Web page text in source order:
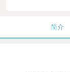
简介